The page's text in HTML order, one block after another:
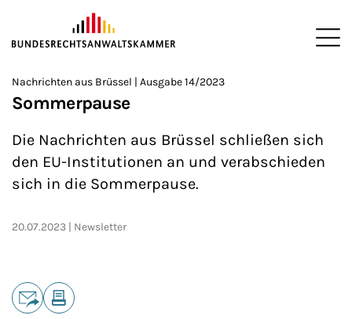
ZUM HAUPTINHALT SPRINGEN
Sie befinden sich hier:
>
Startseite
>
Newsroom
>
Newsletter
>
Nachrichten aus Brüssel
Nachrichten aus Brüssel | Ausgabe 14/2023
Sommerpause
Die Nachrichten aus Brüssel schließen sich
den EU-Institutionen an und verabschieden
sich in die Sommerpause.
20.07.2023 Newsletter
Teilen